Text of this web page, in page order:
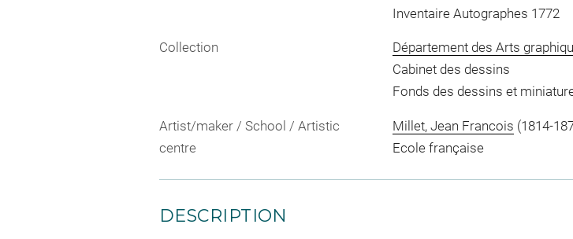
Inventaire Autographes 1772
Collection
Département des Arts
Cabinet des dessins
Fonds des dessins et
Artist/maker / School / Artistic
centre
Millet, Jean Francois (1814-
Ecole française
DESCRIPTION